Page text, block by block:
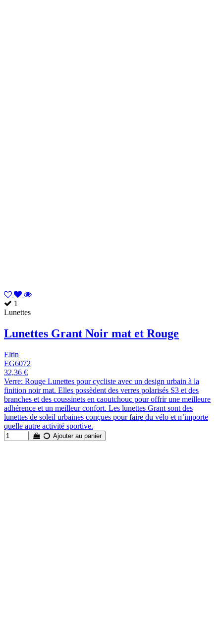
1
Lunettes
Lunettes Grant Noir mat et Rouge
Eltin
EG6072
32,36 €
Verre: Rouge Lunettes pour cycliste avec un design urbain à la
finition noir mat. Elles possèdent des verres polarisés S3 et des
branches et des coussinets en caoutchouc pour offrir une meilleure
adhérence et un meilleur confort. Les lunettes Grant sont des
lunettes de soleil urbaines conçues pour faire du vélo et n’importe
quelle autre activité sportive.
Ajouter au panier